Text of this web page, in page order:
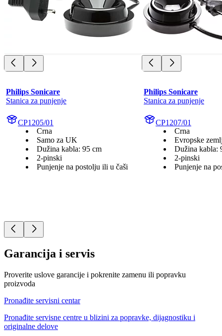
Philips Sonicare
Stanica za punjenje
CP1205/01
Crna
Samo za UK
Dužina kabla: 95 cm
2-pinski
Punjenje na postolju ili u čaši
Philips Sonicare
Stanica za punjenje
CP1207/01
Crna
Evropske
Dužina kabla:
2-pinski
Punjenje na
Garancija i servis
Proverite uslove garancije i pokrenite zamenu ili popravku
proizvoda
Pronađite servisni centar
Pronađite servisne centre u blizini za popravke, dijagnostiku i
originalne delove